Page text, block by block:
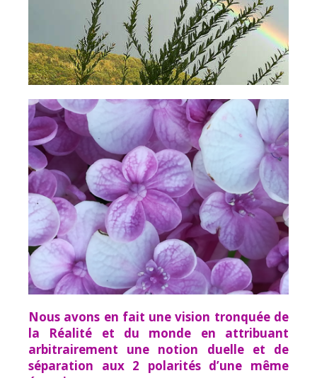
Nous avons en fait une vision tronquée de
la Réalité et du monde en attribuant
arbitrairement une notion duelle et de
séparation aux 2 polarités d’une même